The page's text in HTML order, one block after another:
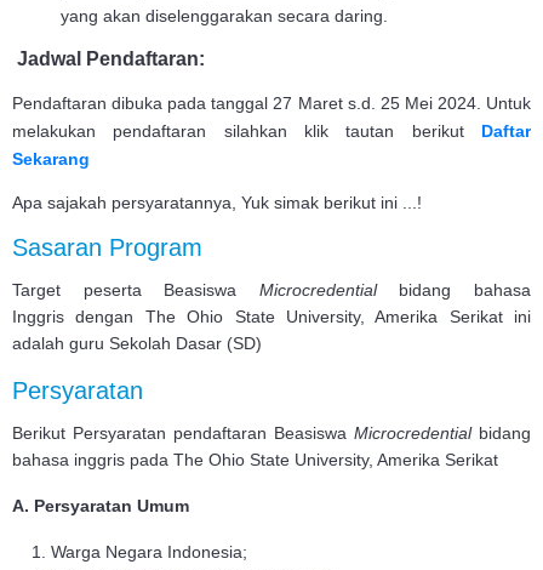
yang akan diselenggarakan secara daring.
Jadwal Pendaftaran:
Pendaftaran dibuka padatanggal 27 Maret s.d. 25 Mei 2024. Untuk
melakukan pendaftaran silahkan klik tautan berikut Daftar
Sekarang
Apa sajakah persyaratannya, Yuk simak berikut ini ...!
Sasaran Program
Target peserta Beasiswa Microcredential bidang bahasa
Inggris dengan The Ohio State University, Amerika Serikat ini
adalah guru Sekolah Dasar (SD)
Persyaratan
Berikut Persyaratan pendaftaran Beasiswa Microcredential bidang
bahasa inggris pada The Ohio State University, Amerika Serikat
A. Persyaratan Umum
Warga Negara Indonesia;